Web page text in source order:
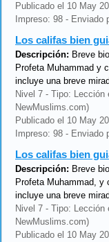
Publicado el 10 May
Impreso: 98 -
Los califas bien
Descripción: Breve
Profeta Muhammad y
incluye una breve
Nivel 7 - Tipo:
NewMuslims.com)
Publicado el 10 May
Impreso: 98 - Enviado
Los califas bien
Descripción: Breve
Profeta Muhammad, y
incluye una breve
Nivel 7 - Tipo:
NewMuslims.com)
Publicado el 10 May